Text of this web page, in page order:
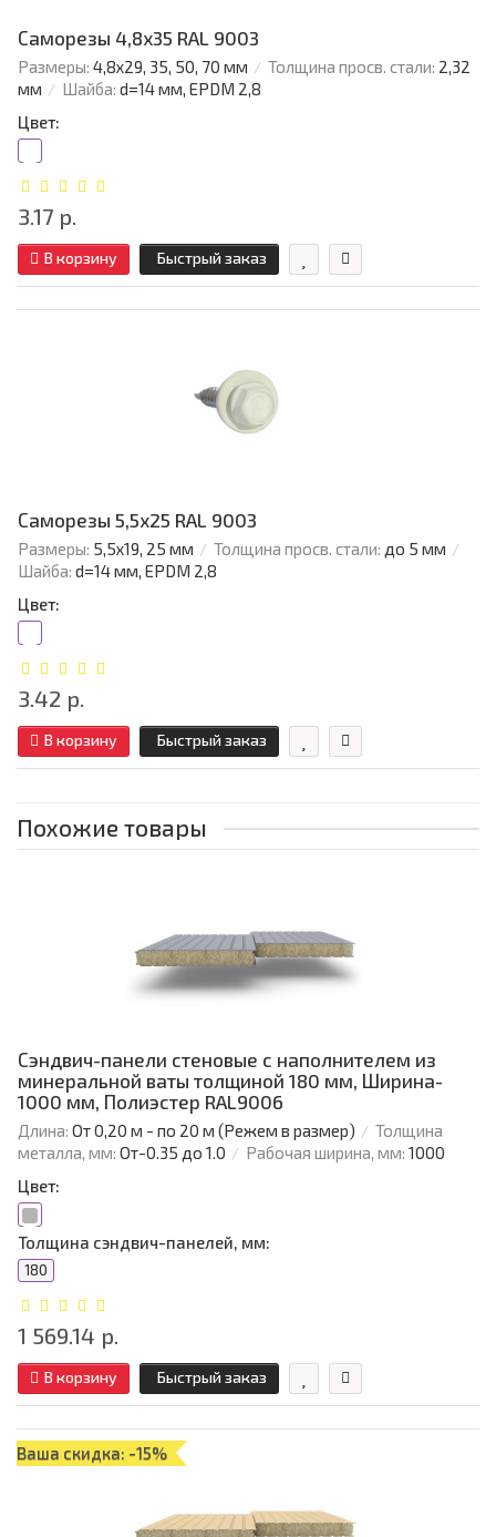
Саморезы 4,8х35 RAL 9003
Размеры: 4,8х29, 35, 50, 70 мм Толщина просв. стали: 2,32
мм
Шайба: d=14 мм, EPDM 2,8
Цвет:
3.17 р.
В корзину Быстрый заказ
Саморезы 5,5х25 RAL 9003
Размеры: 5,5х19, 25 мм Толщина просв. стали: до 5 мм
Шайба: d=14 мм, EPDM 2,8
Цвет:
3.42 р.
В корзину Быстрый заказ
Похожие товары
Сэндвич-панели стеновые с наполнителем из
минеральной ваты толщиной 180 мм, Ширина-
1000 мм, Полиэстер RAL9006
Длина: От 0,20 м - по 20 м (Режем в размер)
Толщина
металла, мм: От-0.35 до 1.0 Рабочая ширина, мм: 1000
Цвет:
Толщина сэндвич-панелей, мм:
180
1 569.14 р.
В корзину Быстрый заказ
Ваша скидка: -15%